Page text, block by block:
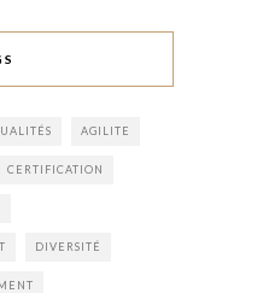
AGILITE
CERTIFICATION
DIVERSITÉ